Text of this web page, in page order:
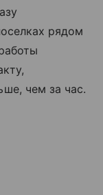
рядом
чем за час.